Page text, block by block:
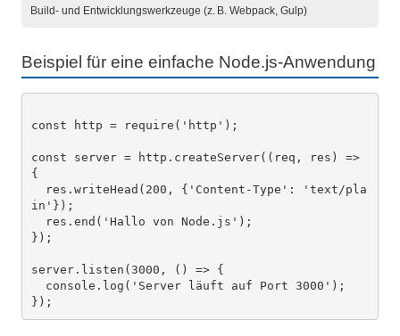
Build- und Entwicklungswerkzeuge (z. B. Webpack, Gulp)
Beispiel für eine einfache Node.js-Anwendung
const http = require('http');
const server = http.createServer((req, res) =>
{
in'});
});
server.listen(3000, () => {